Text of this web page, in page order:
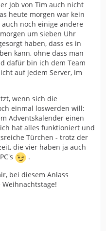
Job von Tim auch nicht
heute morgen war kein
noch einige andere
um sieben Uhr
haben, dass es in
kann, ohne dass man
dafür bin ich dem Team
auf jedem Server, im
wenn sich die
einmal loswerden will:
Adventskalender einen
hat alles funktioniert und
Türchen - trotz der
die vier haben ja auch
.
bei diesem Anlass